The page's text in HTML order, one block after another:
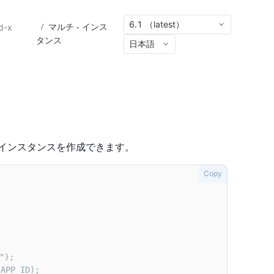
x
/
マルチ - インス
タンス
6.1 （latest）
日本語
スタンスを作成できます。
Copy